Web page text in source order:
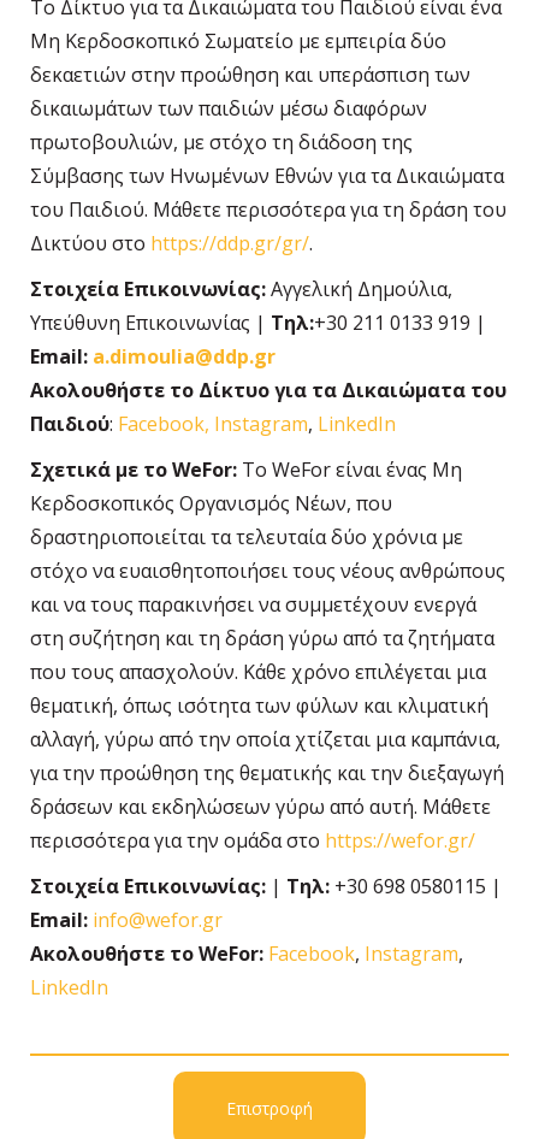
Το Δίκτυο για τα Δικαιώματα του Παιδιού είναι ένα
Μη Κερδοσκοπικό Σωματείο με εμπειρία δύο
δεκαετιών στην προώθηση και υπεράσπιση των
δικαιωμάτων των παιδιών μέσω διαφόρων
πρωτοβουλιών, με στόχο τη διάδοση της
Σύμβασης των Ηνωμένων Εθνών για τα Δικαιώματα
του Παιδιού. Μάθετε περισσότερα για τη δράση του
Δικτύου στο https://ddp.gr/gr/.
Στοιχεία Επικοινωνίας:Αγγελική Δημούλια,
Υπεύθυνη Επικοινωνίας | Τηλ:+30 211 0133 919 |
Email: a.dimoulia@ddp.gr
Ακολουθήστε τo Δίκτυο για τα Δικαιώματα του
Παιδιού: Facebook, Instagram, LinkedIn
Σχετικά με τoWeFor: Το WeFor είναι ένας Μη
Κερδοσκοπικός Οργανισμός Νέων, που
δραστηριοποιείται τα τελευταία δύο χρόνια με
στόχο να ευαισθητοποιήσει τους νέους ανθρώπους
και να τους παρακινήσει να συμμετέχουν ενεργά
στη συζήτηση και τη δράση γύρω από τα ζητήματα
που τους απασχολούν. Κάθε χρόνο επιλέγεται μια
θεματική, όπως ισότητα των φύλων και κλιματική
αλλαγή, γύρω από την οποία χτίζεται μια καμπάνια,
για την προώθηση της θεματικής και την διεξαγωγή
δράσεων και εκδηλώσεων γύρω από αυτή. Μάθετε
περισσότερα για την ομάδα στο https://wefor.gr/
Στοιχεία Επικοινωνίας: | Τηλ: +30 698 0580115 |
Email: info@wefor.gr
Ακολουθήστε τo WeFor: Facebook, Instagram,
LinkedIn
Επιστροφή